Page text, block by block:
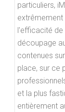
particuliers,
extrêmement
l'efficacité de
découpage
contenues
place, sur ce
et la plus
entièrement